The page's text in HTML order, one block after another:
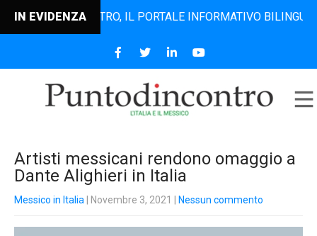
IN EVIDENZA IL PORTALE INFORMATIVO BILINGUE
Artisti messicani rendono omaggio a
Dante Alighieri in Italia
Messico in Italia | Novembre 3, 2021 Nessun commento